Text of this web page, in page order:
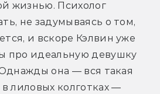
жизнью. Психолог
не задумываясь о том,
и вскоре Кэлвин уже
про идеальную девушку
она — вся такая
лиловых колготках —